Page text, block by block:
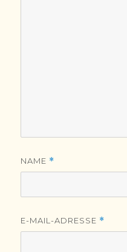
NAME *
E-MAIL-ADRESSE *